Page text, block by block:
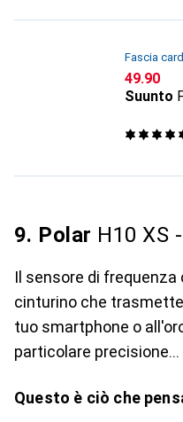
Fascia
CHF
49.90
Suunto
9. Polar H10 XS
Il sensore di frequenza
cinturino che
tuo smartphone o
particolare precisione
Questo è ciò che